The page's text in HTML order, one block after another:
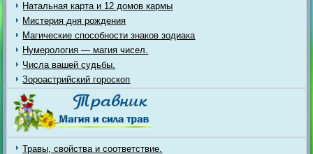
Натальная карта и 12 домов кармы
Мистерия дня рождения
Магические способности знаков зодиака
Нумерология — магия чисел.
Числа вашей судьбы.
Зороастрийский гороскоп
Травы, свойства и соответствие.